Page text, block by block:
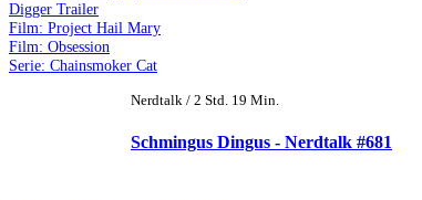
Digger Trailer
Film: Project Hail Mary
Film: Obsession
Serie: Chainsmoker Cat
Nerdtalk / 2 Std. 19 Min.
Schmingus Dingus - Nerdtalk #681